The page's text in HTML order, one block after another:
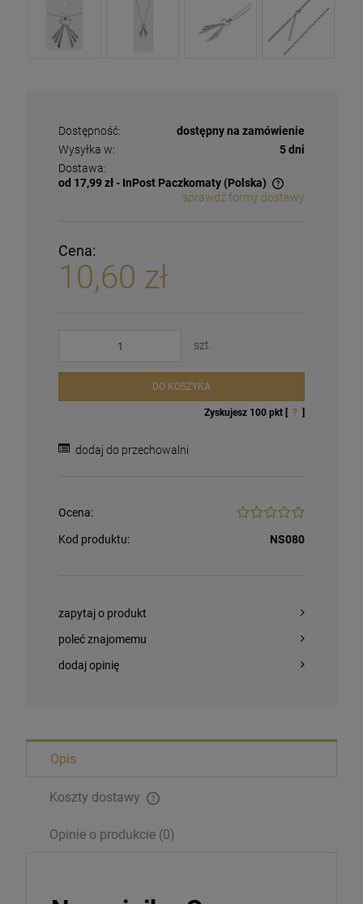
Dostępność:
dostępny na zamówienie
Wysyłka w:
5 dni
Dostawa:
od 17,99 zł- InPost Paczkomaty (Polska)
sprawdź formy dostawy
Cena:
10,60 zł
szt.
DO KOSZYKA
Zyskujesz 100 pkt [ ? ]
dodaj do przechowalni
Ocena:
Kod produktu: NS080
zapytaj o produkt
poleć znajomemu
dodaj opinię
Opis
Koszty dostawy
Opinie o produkcie (0)